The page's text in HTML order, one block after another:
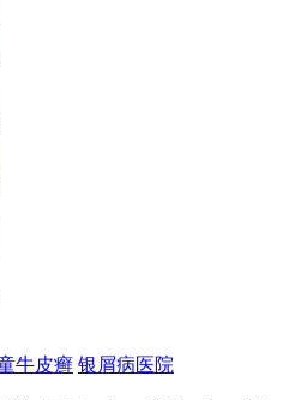
牛皮癣 银屑病医院